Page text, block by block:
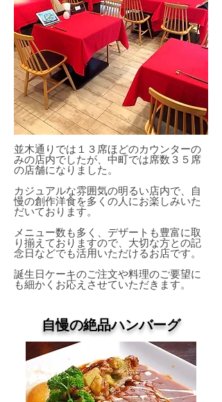
並木通りでは１３席ほどのカウンターの
みの店内でしたが、中町では席数３５席
の店舗になりました。
カジュアルな雰囲気の明るい店内で、自
慢の創作洋食を多くの人にお楽しみいた
だいております。
メニュー数も多く、デザートも豊富に取
り揃えておりますので、大切な方との記
念日などでも活用いただけるお店です。
誕生日ケーキのご注文や料理のご要望に
も細かくお応えさせていただきます。
自慢の絶品ハンバーグ